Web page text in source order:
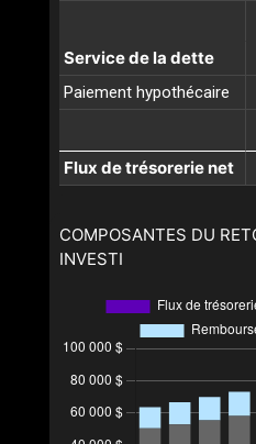
Service de la dette
Paiement hypothécaire
Flux de trésorerie net
COMPOSANTES DU
INVESTI